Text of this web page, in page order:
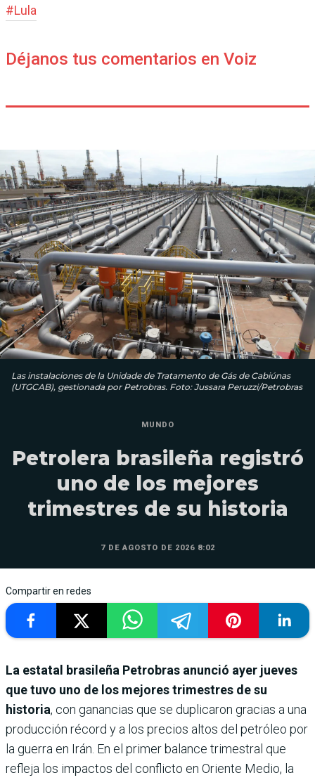
#Lula
Déjanos tus comentarios en Voiz
Las instalaciones de la Unidade de Tratamento de Gás de Cabiúnas
(UTGCAB), gestionada por Petrobras. Foto: Jussara Peruzzi/Petrobras
MUNDO
Petrolera brasileña registró
uno de los mejores
trimestres de su historia
7 DE AGOSTO DE 2026 8:02
Compartir en redes
La estatal brasileña Petrobras anunció ayer jueves
que tuvo uno de los mejores trimestres de su
historia, con ganancias que se duplicaron gracias a una
producción récord y a los precios altos del petróleo por
la guerra en Irán. En el primer balance trimestral que
refleja los impactos del conflicto en Oriente Medio, la